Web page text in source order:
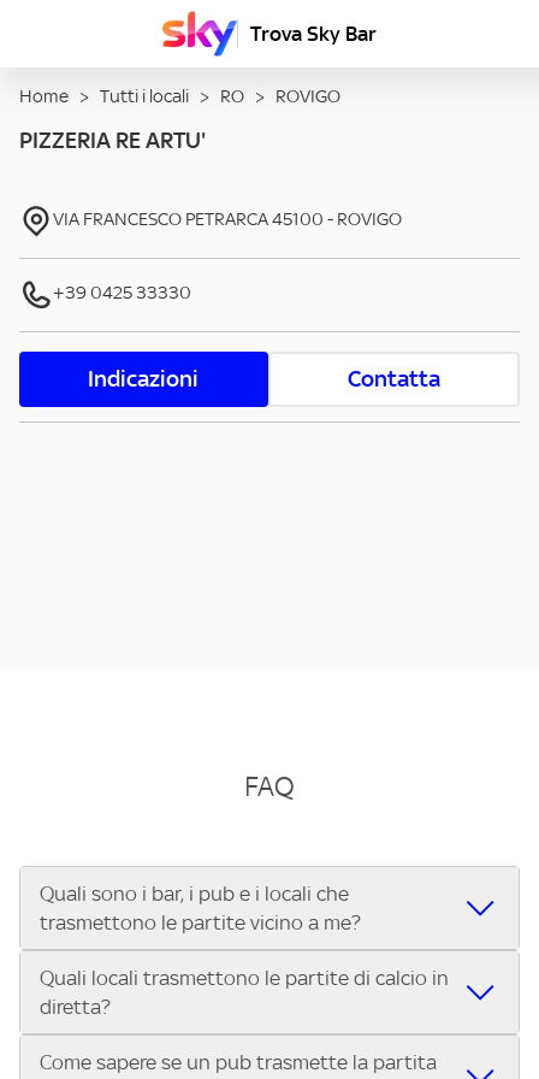
Trova Sky Bar
Home > Tutti i locali > RO > ROVIGO
PIZZERIA RE ARTU'
VIA FRANCESCO PETRARCA45100 - ROVIGO
+39 0425 33330
Indicazioni Contatta
FAQ
Quali sono i bar, i pub e i locali che
trasmettono le partite vicino a me?
Se cerchi un bar, pub, ristorante o locale vicino a te per
vedere le partite di Serie A ENILIVE, la Serie C Sky Wifi, la
UEFA Champions League, la UEFA Europa League, la UEFA
Conference League, il Tennis, la Formula 1®, la MotoGP™ e
Quali locali trasmettono le partite di calcio in
diretta?
Vuoi sapere quali bar, pub o ristoranti mostrano le partite
Come sapere se un pub trasmette la partita